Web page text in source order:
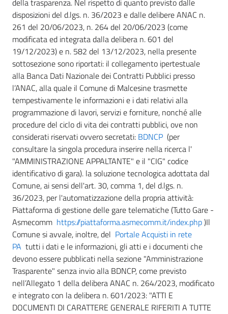
della trasparenza. Nel rispetto di quanto previsto dalle
disposizioni del d.lgs. n. 36/2023 e dalle delibere ANAC n.
261 del 20/06/2023, n. 264 del 20/06/2023 (come
modificata ed integrata dalla delibera n. 601 del
19/12/2023) e n. 582 del 13/12/2023, nella presente
sottosezione sono riportati: il collegamento ipertestuale
alla Banca Dati Nazionale dei Contratti Pubblici presso
l’ANAC, alla quale il Comune di Malcesine trasmette
tempestivamente le informazioni e i dati relativi alla
programmazione di lavori, servizi e forniture, nonché alle
procedure del ciclo di vita dei contratti pubblici, ove non
considerati riservati ovvero secretati: BDNCP (per
consultare la singola procedura inserire nella ricerca l'
"AMMINISTRAZIONE APPALTANTE" e il "CIG" codice
identificativo di gara). la soluzione tecnologica adottata dal
Comune, ai sensi dell'art. 30, comma 1, del d.lgs. n.
36/2023, per l'automatizzazione della propria attività:
Piattaforma di gestione delle gare telematiche (Tutto Gare -
Asmecomm https://piattaforma.asmecomm.it/index.php)Il
Comune si avvale, inoltre, del Portale Acquisti in rete
PA tutti i dati e le informazioni, gli atti e i documenti che
devono essere pubblicati nella sezione "Amministrazione
Trasparente" senza invio alla BDNCP, come previsto
nell’Allegato 1 della delibera ANAC n. 264/2023, modificato
e integrato con la delibera n. 601/2023: "ATTI E
DOCUMENTI DI CARATTERE GENERALE RIFERITI A TUTTE